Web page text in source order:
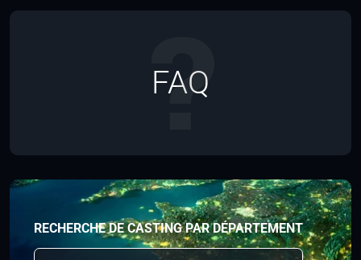
FAQ
RECHERCHE DE CASTING PAR DÉPARTEMENT